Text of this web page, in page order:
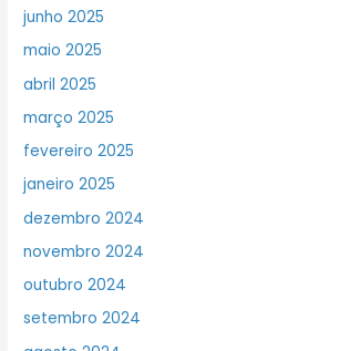
junho 2025
maio 2025
abril 2025
março 2025
fevereiro 2025
janeiro 2025
dezembro 2024
novembro 2024
outubro 2024
setembro 2024